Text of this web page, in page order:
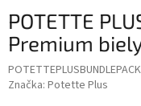
POTETTE
Premium
POTETTEPLUSBUNDLEPACK
Značka: Potette Plus